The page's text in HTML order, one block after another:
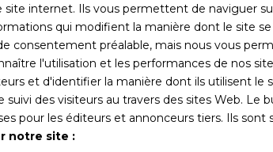
internet. Ils vous permettent de naviguer
qui modifient la manière dont le site
consentement préalable, mais nous vous
l'utilisation et les performances de nos
et d'identifier la manière dont ils utilisent le
suivi des visiteurs au travers des sites Web.
pour les éditeurs et annonceurs tiers. Ils
notre site :